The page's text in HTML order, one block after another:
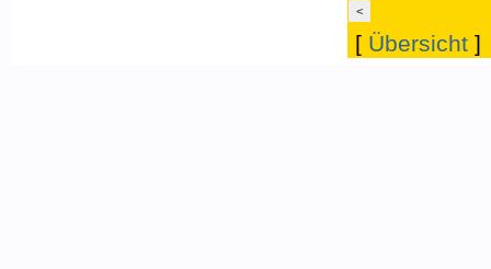
<
[ Übersicht